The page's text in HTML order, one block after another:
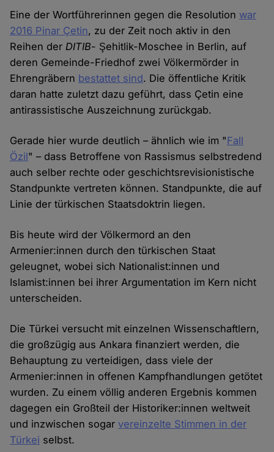
Eine der Wortführerinnen gegen die Resolution war
2016 Pinar Çetin, zu der Zeit noch aktiv in den
Reihen der DITIB- Şehitlik-Moschee in Berlin, auf
deren Gemeinde-Friedhof zwei Völkermörder in
Ehrengräbern bestattet sind. Die öffentliche Kritik
daran hatte zuletzt dazu geführt, dass Çetin eine
antirassistische Auszeichnung zurückgab.
Gerade hier wurde deutlich – ähnlich wie im "Fall
Özil" – dass Betroffene von Rassismus selbstredend
auch selber rechte oder geschichtsrevisionistische
Standpunkte vertreten können. Standpunkte, die auf
Linie der türkischen Staatsdoktrin liegen.
Bis heute wird der Völkermord an den
Armenier:innen durch den türkischen Staat
geleugnet, wobei sich Nationalist:innen und
Islamist:innen bei ihrer Argumentation im Kern nicht
unterscheiden.
Die Türkei versucht mit einzelnen Wissenschaftlern,
die großzügig aus Ankara finanziert werden, die
Behauptung zu verteidigen, dass viele der
Armenier:innen in offenen Kampfhandlungen getötet
wurden. Zu einem völlig anderen Ergebnis kommen
dagegen ein Großteil der Historiker:innen weltweit
und inzwischen sogarvereinzelte Stimmen in der
Türkei selbst.